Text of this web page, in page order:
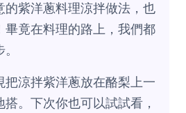
的紫洋蔥料理涼拌做法，也
畢竟在料理的路上，我們都
把涼拌紫洋蔥放在酪梨上一
。下次你也可以試試看，